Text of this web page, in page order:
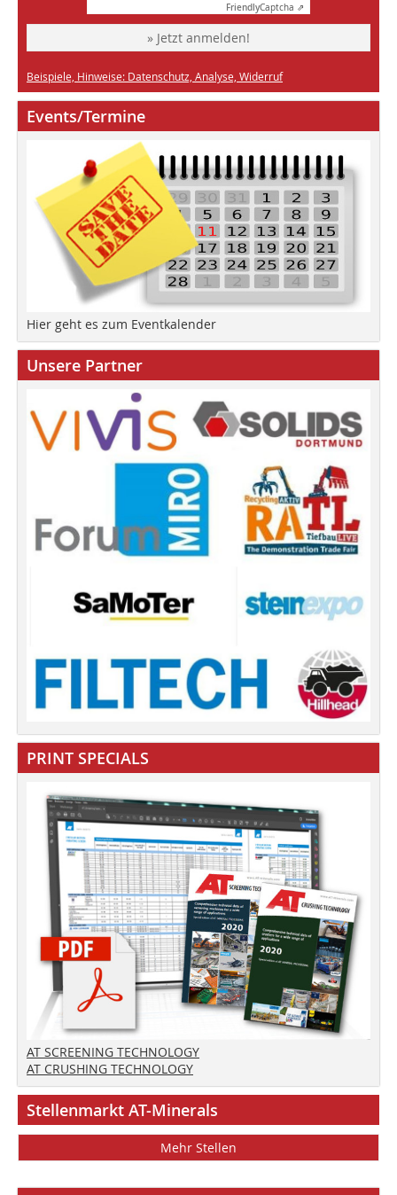
FriendlyCaptcha ⇗
» Jetzt anmelden!
Beispiele, Hinweise: Datenschutz, Analyse, Widerruf
Events/Termine
Hier geht es zum Eventkalender
Unsere Partner
PRINT SPECIALS
AT SCREENING TECHNOLOGY
AT CRUSHING TECHNOLOGY
Stellenmarkt AT-Minerals
Mehr Stellen